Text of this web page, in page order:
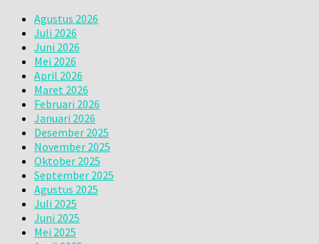
Agustus 2026
Juli 2026
Juni 2026
Mei 2026
April 2026
Maret 2026
Februari 2026
Januari 2026
Desember 2025
November 2025
Oktober 2025
September 2025
Agustus 2025
Juli 2025
Juni 2025
Mei 2025